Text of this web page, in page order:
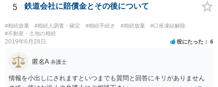
書類を提出されることをおすすめいたします。 なお、お父様の債務が
他にもあるかもしれないというリスクを考えますと、相続放棄の申述
にあたっては、法テラスの無料相談等を利用して弁護士に相談するこ
とも十分考えられるかと存じます。また、ご記載いただいた事実関係
を拝見するかぎり、再婚相手のかたは既に相続放棄をされている可能
5 鉄道会社に賠償金とその後について
#相続放棄 #相続人調査・確定 #相続手続き #相続放棄
#口座凍結解除
#不動産・土地の相続
2019年6月28日 役にたった 6
匿名A 弁護士
情報を小出しにされますといつまでも質問と回答にキリがありません